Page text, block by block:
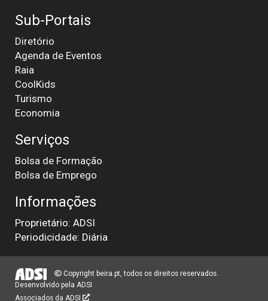
Sub-Portais
Diretório
Agenda de Eventos
Raia
CoolKids
Turismo
Economia
Serviços
Bolsa de Formação
Bolsa de Emprego
Informações
Proprietário: ADSI
Periodicidade: Diária
Copyright beira.pt, todos os direitos reservados.
Desenvolvido pela ADSI
Associados da ADSI